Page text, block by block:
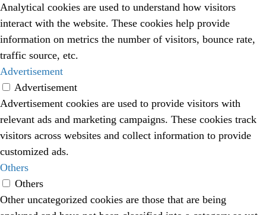
Analytical cookies are used to understand how visitors
interact with the website. These cookies help provide
information on metrics the number of visitors, bounce rate,
traffic source, etc.
Advertisement
Advertisement
Advertisement cookies are used to provide visitors with
relevant ads and marketing campaigns. These cookies track
visitors across websites and collect information to provide
customized ads.
Others
Others
Other uncategorized cookies are those that are being